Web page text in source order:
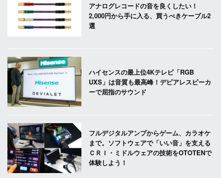
アナログレコードの音を良くしたい！
2,000円から手に入る、買うべきケーブル2
選
ハイセンスの最上位4Kテレビ「RGB
UXS」は音質も最高峰！デビアレスピーカ
ーで屈指のサウンド
フルデジタルアンプからゲーム、カラオケ
まで。ソフトウェアで「いい音」を支える
ＣＲＩ・ミドルウェアの技術をOTOTENで
体験しよう！